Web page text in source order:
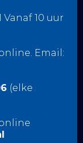
Vanaf 10 uur
Email:
(elke